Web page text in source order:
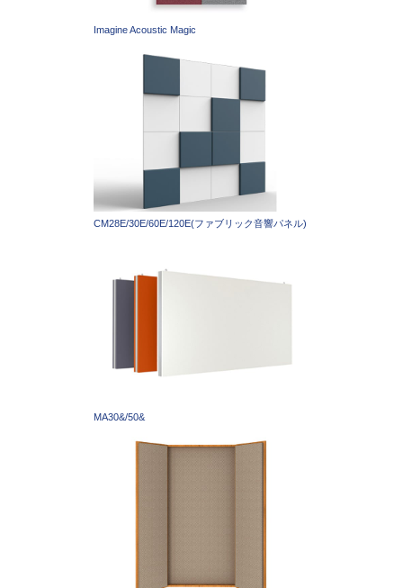
Imagine Acoustic Magic
CM28E/30E/60E/120E(ファブリック音響パネル)
MA30&/50&